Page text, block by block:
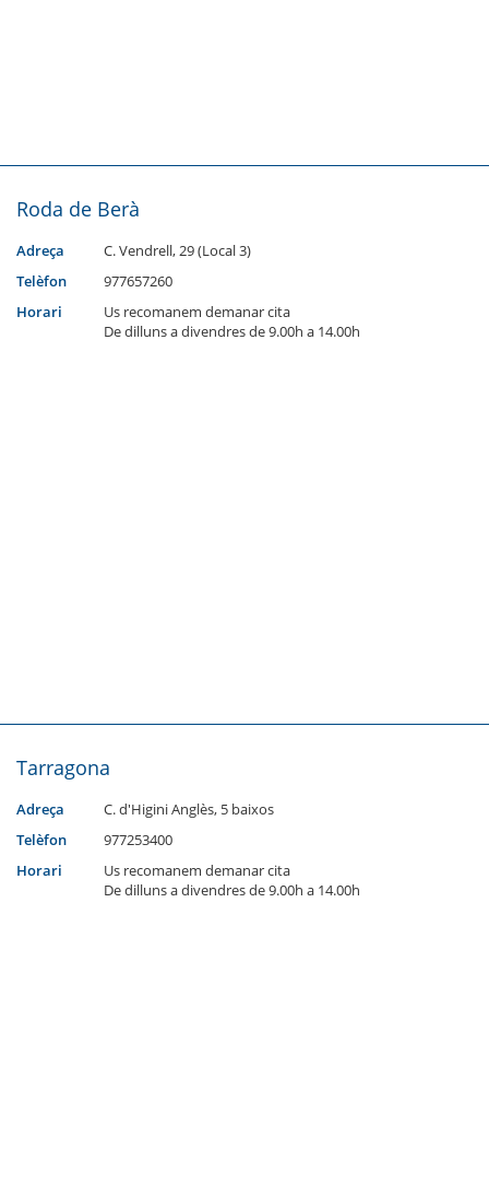
Roda de Berà
Adreça
C. Vendrell, 29 (Local 3)
Telèfon
977657260
Horari
Us recomanem demanar cita
De dilluns a divendres de 9.00h a 14.00h
Tarragona
Adreça
C. d'Higini Anglès, 5 baixos
Telèfon
977253400
Horari
Us recomanem demanar cita
De dilluns a divendres de 9.00h a 14.00h